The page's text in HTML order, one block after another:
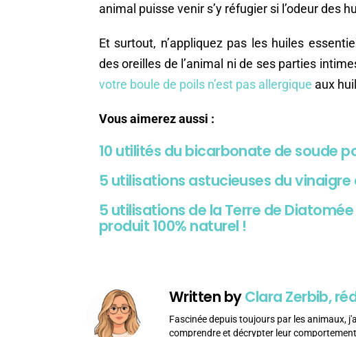
animal puisse venir s’y réfugier si l’odeur des
Et surtout, n’appliquez pas les huiles
des oreilles de l’animal ni de ses parties
votre boule de poils n’est pas allergique aux
Vous aimerez aussi :
10 utilités du bicarbonate de soude
5 utilisations astucieuses du
5 utilisations de la Terre de
produit 100% naturel !
Written byClara Zerbib,
Fascinée depuis toujours par les animaux,
comprendre et décrypter leur